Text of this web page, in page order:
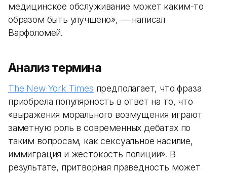
медицинское обслуживание может каким-то
образом быть улучшено», — написал
Варфоломей.
Анализ термина
The New York Times предполагает, что фраза
приобрела популярность в ответ на то, что
«выражения морального возмущения играют
заметную роль в современных дебатах по
таким вопросам, как сексуальное насилие,
иммиграция и жестокость полиции». В
результате, притворная праведность может